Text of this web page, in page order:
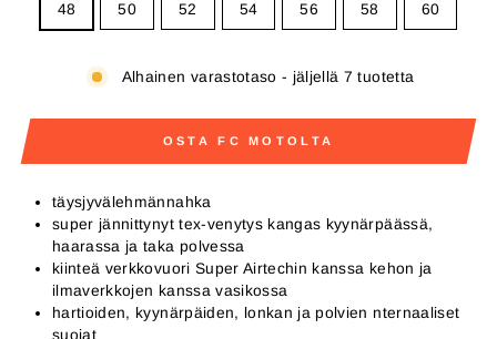
48 50 52 54 56 58 60
Alhainen varastotaso - jäljellä 7 tuotetta
OSTA FC MOTOLTA
täysjyvälehmännahka
super jännittynyt tex-venytys kangas kyynärpäässä,
haarassa ja taka polvessa
kiinteä verkkovuori Super Airtechin kanssa kehon ja
ilmaverkkojen kanssa vasikossa
hartioiden, kyynärpäiden, lonkan ja polvien nternaaliset
suojat